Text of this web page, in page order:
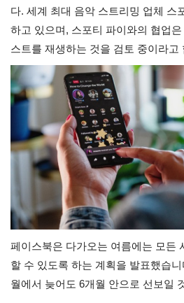
다. 세계 최대 음악 스트리밍 업체 스
하고 있으며, 스포티 파이와의 협업
스트를 재생하는 것을 검토 중이라고
페이스북은 다가오는 여름에는 모든
할 수 있도록 하는 계획을 발표했습
월에서 늦어도 6개월 안으로 선보일